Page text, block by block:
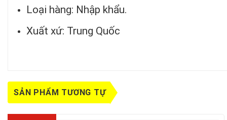
Loại hàng: Nhập khẩu.
Xuất xứ: Trung Quốc
SẢN PHẨM TƯƠNG TỰ